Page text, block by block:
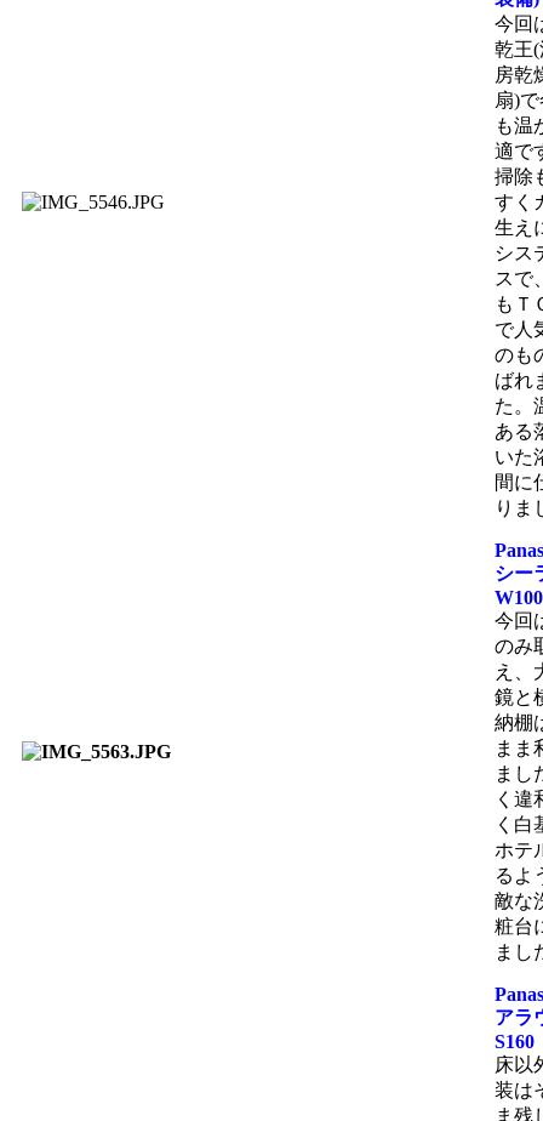
今回
乾王(
房乾
扇)
も温
適で
掃除
すく
生え
シス
スで
もＴ
で人
のも
ばれ
た。
ある
いた
間に
りま
シー
今回
のみ
え、
鏡と
納棚
まま
まし
く違
く白
ホテ
るよ
敵な
粧台
まし
アラ
S160
床以
装は
ま残